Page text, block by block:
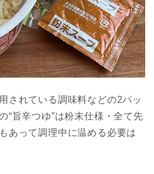
されている調味料などの2パッ
“旨辛つゆ”は粉末仕様・全て先
あって調理中に温める必要は